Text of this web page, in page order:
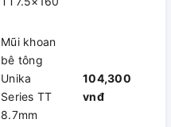
Mũi khoan
bê tông
Unika
Series TT
8.7mm
104,300
vnđ